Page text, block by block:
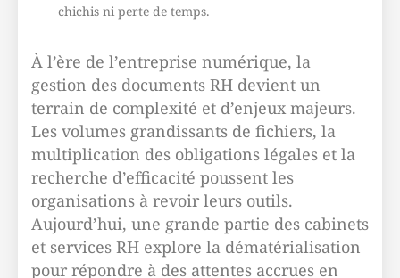
chichis ni perte de temps.
À l’ère de l’entreprise numérique, la
gestion des documents RH devient un
terrain de complexité et d’enjeux majeurs.
Les volumes grandissants de fichiers, la
multiplication des obligations légales et la
recherche d’efficacité poussent les
organisations à revoir leurs outils.
Aujourd’hui, une grande partie des cabinets
et services RH explore la dématérialisation
pour répondre à des attentes accrues en